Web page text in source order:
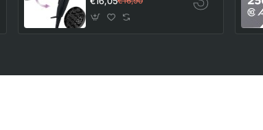
e Potente -
Asciugacapelli da
ventola, On The Go